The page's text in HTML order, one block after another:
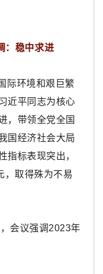
：稳中求进
际环境和艰巨繁
近平同志为核心
，带领全党全国
国经济社会大局
指标表现突出，
，取得殊为不易
会议强调2023年